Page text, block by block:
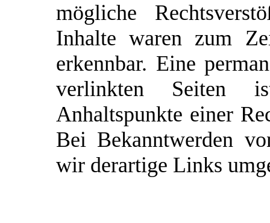
mögliche
Inhalte waren zum
erkennbar. Eine
verlinkten Seiten
Anhaltspunkte einer
Bei Bekanntwerden
wir derartige Links